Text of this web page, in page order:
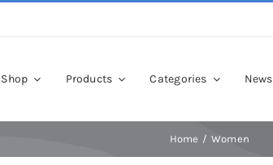
Shop Products Categories News
Home Women